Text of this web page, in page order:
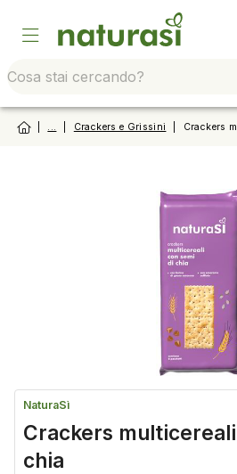
Crackers e Grissini Crackers
NaturaSì
Crackers
chia